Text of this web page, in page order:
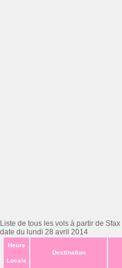
Liste de tous les vols à partir de
date du lundi 28 avril 2014
Heure
Locale
Destination